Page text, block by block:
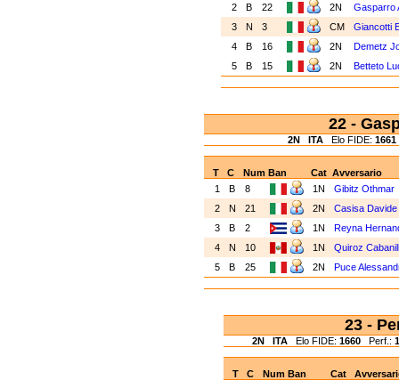
2
B 22 2N
Gasparro
3
N 3 CM
Giancotti
4
B 16 2N
Demetz
5
B 15 2N Betteto
22 -
2N ITA Elo FIDE: 1661
T C Num Ban Cat Avversario
1
B 8 1N
Gibitz Othmar
2
N 21 2N
Casisa Davide
3
B 2 1N
Reyna
4
N 10 1N
Quiroz
5
B 25 2N Puce
23 -
2N ITA Elo FIDE: 1660 Perf.:
T C Num Ban Cat